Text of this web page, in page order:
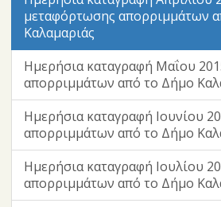
μεταφόρτωσης απορριμμάτων
Καλαμαριάς
Ημερήσια καταγραφή Μαΐου
απορριμμάτων από το Δήμο
Ημερήσια καταγραφή Ιουνίου
απορριμμάτων από το Δήμο
Ημερήσια καταγραφή Ιουλίου
απορριμμάτων από το Δήμο